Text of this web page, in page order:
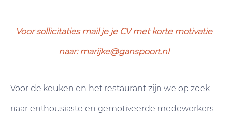
Voor sollicitaties mail je je CV met korte motivatie
naar: marijke@ganspoort.nl
Voor de keuken en het restaurant zijn we op zoek
naar enthousiaste en gemotiveerde medewerkers